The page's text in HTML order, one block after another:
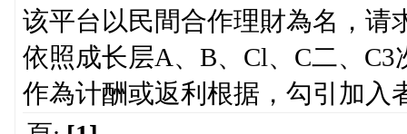
该平台以民間合作理財為名，请
依照成长层A、B、Cl、C二、
作為计酬或返利根据，勾引加入